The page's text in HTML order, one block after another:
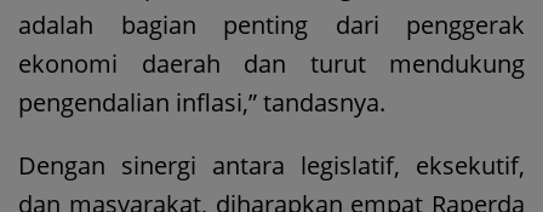
adalah bagian penting dari penggerak
ekonomi daerah dan turut mendukung
pengendalian inflasi,” tandasnya.
Dengan sinergi antara legislatif, eksekutif,
dan masyarakat, diharapkan empat Raperda